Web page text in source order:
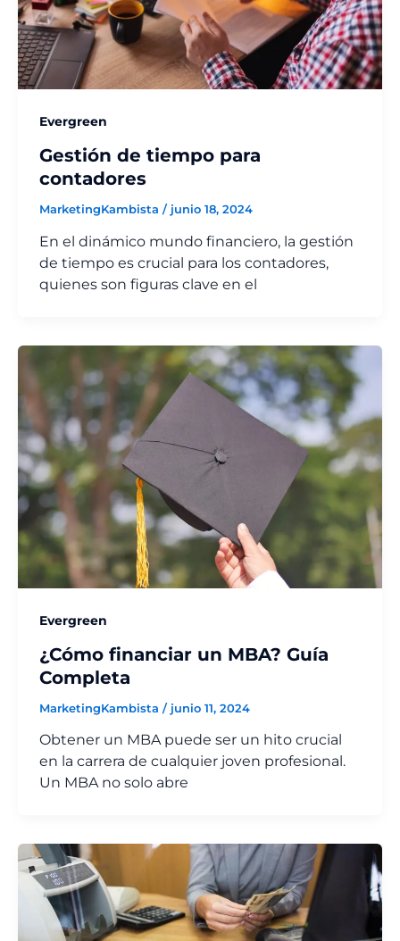
Evergreen
Gestión de tiempo para
contadores
MarketingKambista / junio 18, 2024
En el dinámico mundo financiero, la gestión
de tiempo es crucial para los contadores,
quienes son figuras clave en el
Evergreen
¿Cómo financiar un MBA? Guía
Completa
MarketingKambista / junio 11, 2024
Obtener un MBA puede ser un hito crucial
en la carrera de cualquier joven profesional.
Un MBA no solo abre